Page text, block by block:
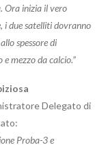
Ora inizia il vero
i due satelliti dovranno
spessore di
mezzo da calcio.”
Delegato di
Proba-3 e